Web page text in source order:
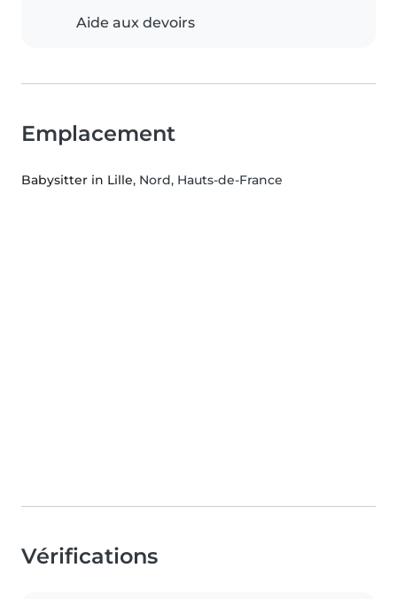
Aide aux devoirs
Emplacement
Babysitter in Lille, Nord, Hauts-de-France
Vérifications